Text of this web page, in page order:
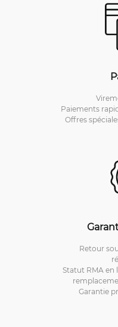
Paiements
Offres
Retour
Statut RMA en
Garantie